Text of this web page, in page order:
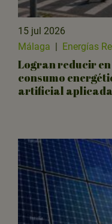
15 jul 2026
Málaga
Energías
Logran reducir
consumo
artificial aplicada